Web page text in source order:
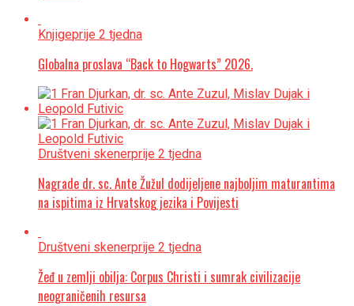
Knjigeprije 2 tjedna
Globalna proslava “Back to Hogwarts” 2026.
Društveni skenerprije 2 tjedna
Nagrade dr. sc. Ante Žužul dodijeljene najboljim maturantima
na ispitima iz Hrvatskog jezika i Povijesti
Društveni skenerprije 2 tjedna
Žeđ u zemlji obilja: Corpus Christi i sumrak civilizacije
neograničenih resursa